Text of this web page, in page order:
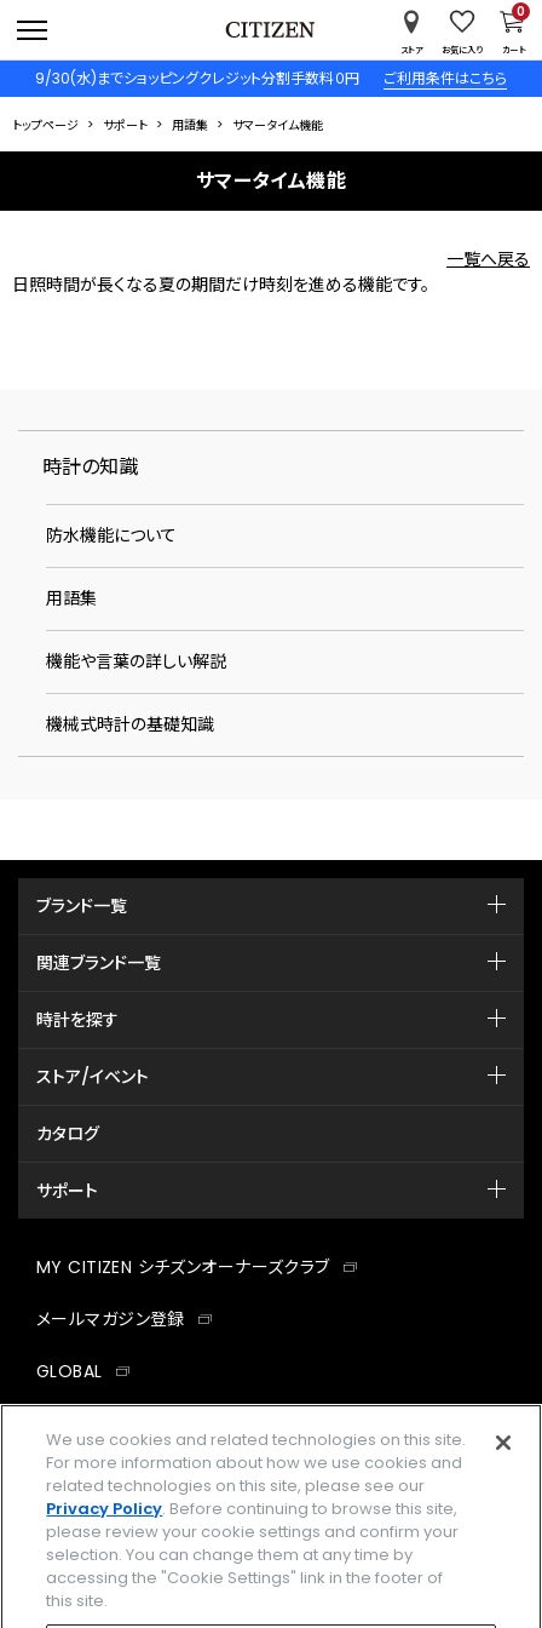
9/30(水)までショッピングクレジット分割手数料０円 ご利用条件はこちら
ストア お気に入り カート
0
トップページ サポート 用語集 サマータイム機能
サマータイム機能
一覧へ戻る
日照時間が長くなる夏の期間だけ時刻を進める機能です。
時計の知識
防水機能について
用語集
機能や言葉の詳しい解説
機械式時計の基礎知識
ブランド一覧
関連ブランド一覧
時計を探す
ストア/イベント
カタログ
サポート
MY CITIZEN シチズンオーナーズクラブ
メールマガジン登録
GLOBAL
facebookinstagramtwitter
企業情報 ご利用規約
プライバシーポリシー Cookies Settings
We use cookies and related technologies on this site.
For more information about how we use cookies and
related technologies on this site, please see our
Privacy Policy. Before continuing to browse this site,
please review your cookie settings and confirm your
selection. You can change them at any time by
accessing the "Cookie Settings" link in the footer of
this site.